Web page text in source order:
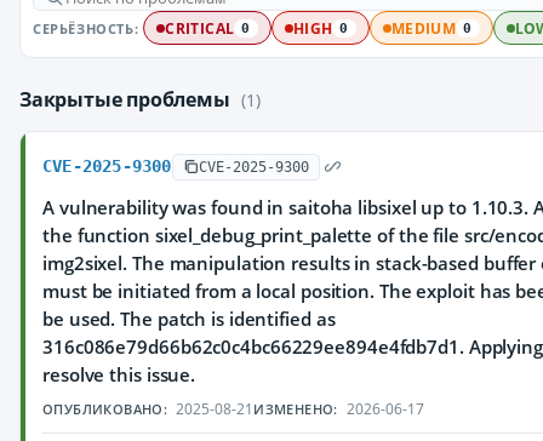
СЕРЬЁЗНОСТЬ: CRITICAL 0 HIGH 0 MEDIUM 0
Закрытые проблемы (1)
CVE-2025-9300 CVE-2025-9300
A vulnerability was found in saitoha libsixel up to 1.10.3.
the function sixel_debug_print_palette of the file src/
img2sixel. The manipulation results in stack-based
must be initiated from a local position. The exploit has
be used. The patch is identified as
316c086e79d66b62c0c4bc66229ee894e4fdb7d1.
resolve this issue.
ОПУБЛИКОВАНО: 2025-08-21 ИЗМЕНЕНО: 2026-06-17